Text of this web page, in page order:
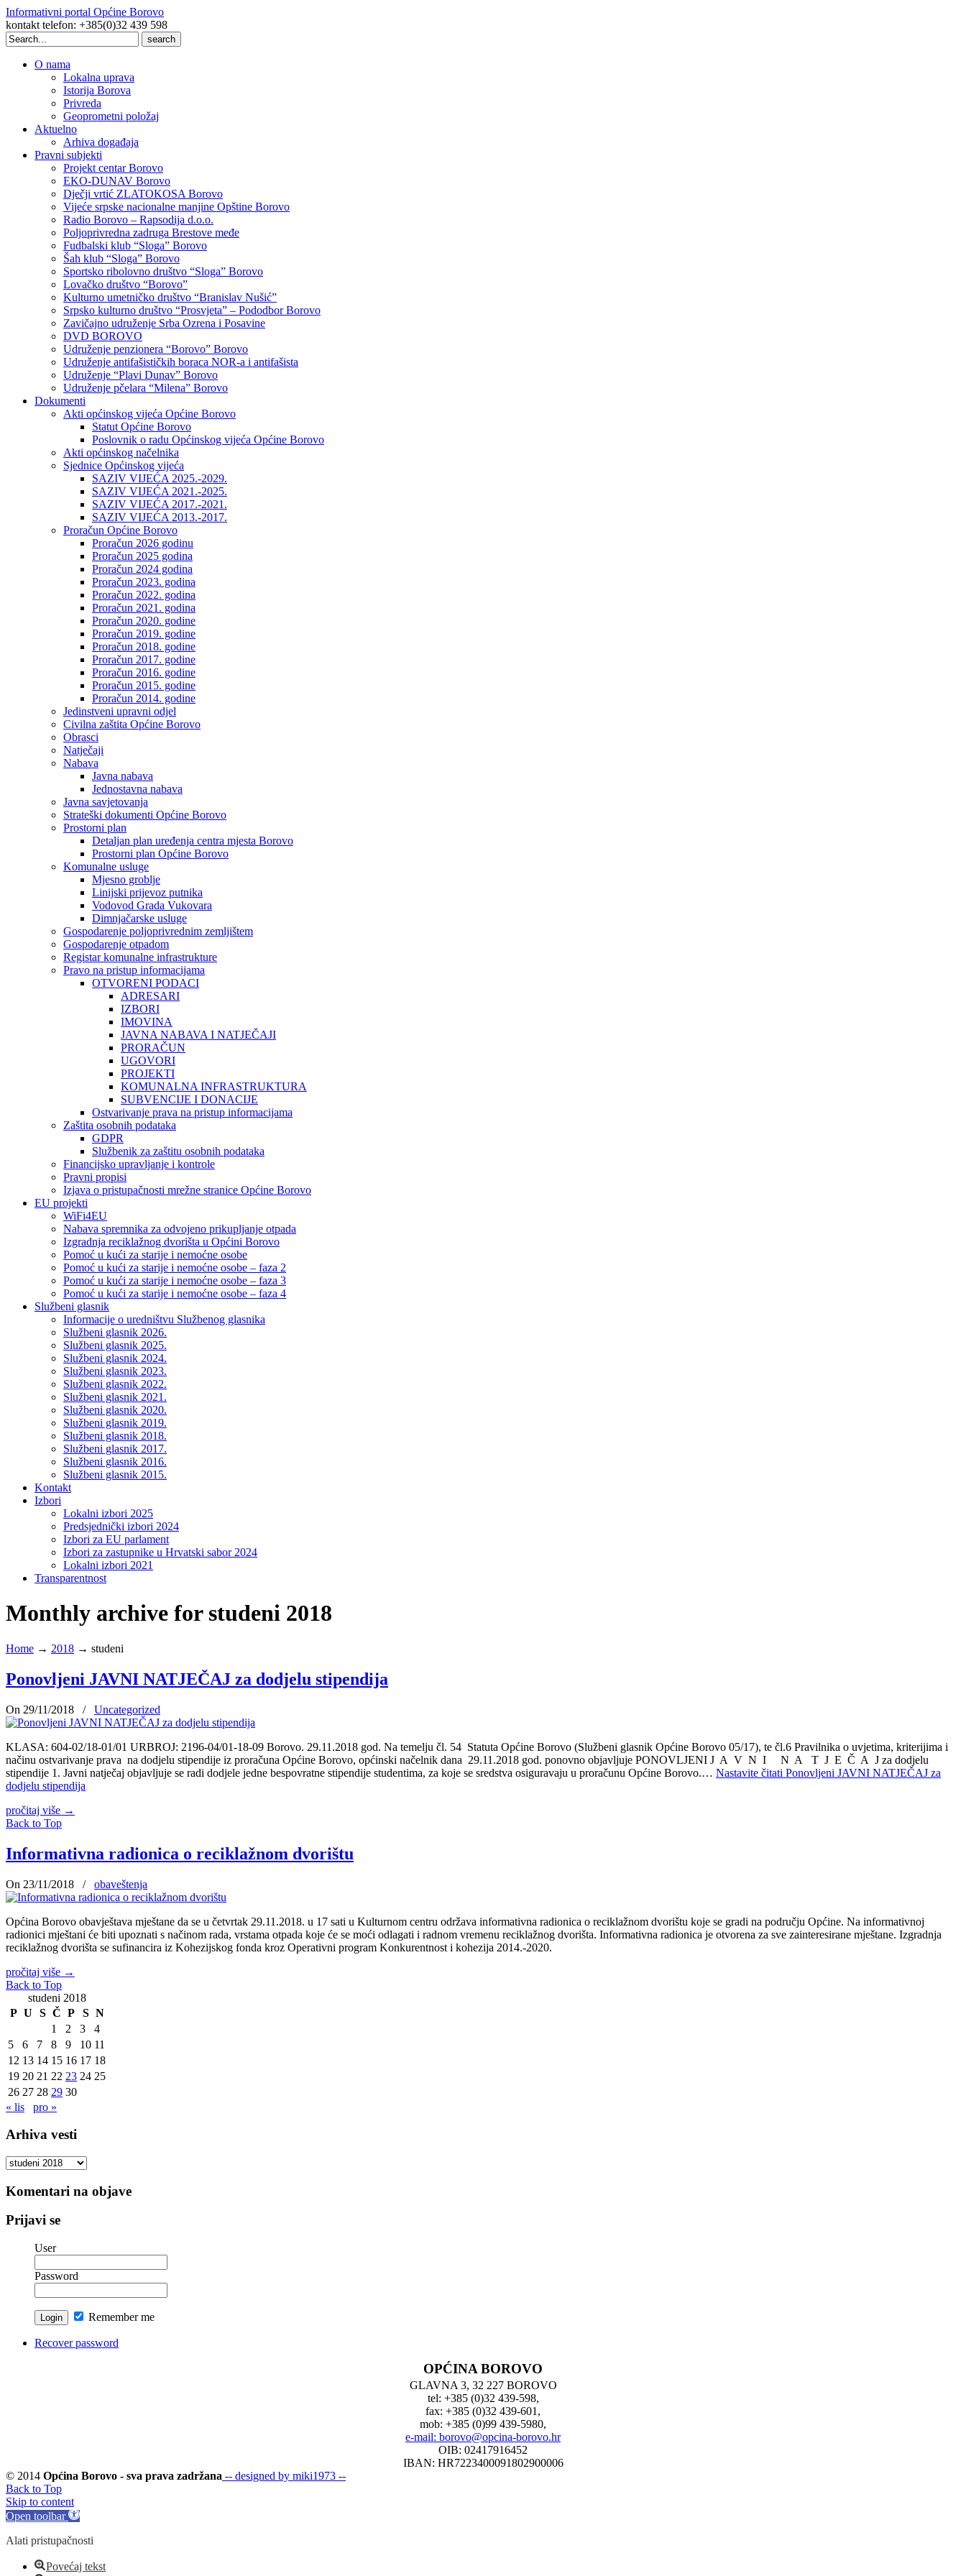
Informativni portal Općine Borovo
kontakt telefon: +385(0)32 439 598
Search
for:
O nama
Lokalna uprava
Istorija Borova
Privreda
Geoprometni položaj
Aktuelno
Arhiva događaja
Pravni subjekti
Projekt centar Borovo
EKO-DUNAV Borovo
Dječji vrtić ZLATOKOSA Borovo
Vijeće srpske nacionalne manjine Opštine Borovo
Radio Borovo – Rapsodija d.o.o.
Poljoprivredna zadruga Brestove međe
Fudbalski klub “Sloga” Borovo
Šah klub “Sloga” Borovo
Sportsko ribolovno društvo “Sloga” Borovo
Lovačko društvo “Borovo”
Kulturno umetničko društvo “Branislav Nušić”
Srpsko kulturno društvo “Prosvjeta” – Pododbor Borovo
Zavičajno udruženje Srba Ozrena i Posavine
DVD BOROVO
Udruženje penzionera “Borovo” Borovo
Udruženje antifašističkih boraca NOR-a i antifašista
Udruženje “Plavi Dunav” Borovo
Udruženje pčelara “Milena” Borovo
Dokumenti
Akti općinskog vijeća Općine Borovo
Statut Općine Borovo
Poslovnik o radu Općinskog vijeća Općine Borovo
Akti općinskog načelnika
Sjednice Općinskog vijeća
SAZIV VIJEĆA 2025.-2029.
SAZIV VIJEĆA 2021.-2025.
SAZIV VIJEĆA 2017.-2021.
SAZIV VIJEĆA 2013.-2017.
Proračun Općine Borovo
Proračun 2026 godinu
Proračun 2025 godina
Proračun 2024 godina
Proračun 2023. godina
Proračun 2022. godina
Proračun 2021. godina
Proračun 2020. godine
Proračun 2019. godine
Proračun 2018. godine
Proračun 2017. godine
Proračun 2016. godine
Proračun 2015. godine
Proračun 2014. godine
Jedinstveni upravni odjel
Civilna zaštita Općine Borovo
Obrasci
Natječaji
Nabava
Javna nabava
Jednostavna nabava
Javna savjetovanja
Strateški dokumenti Općine Borovo
Prostorni plan
Detaljan plan uređenja centra mjesta Borovo
Prostorni plan Općine Borovo
Komunalne usluge
Mjesno groblje
Linijski prijevoz putnika
Vodovod Grada Vukovara
Dimnjačarske usluge
Gospodarenje poljoprivrednim zemljištem
Gospodarenje otpadom
Registar komunalne infrastrukture
Pravo na pristup informacijama
OTVORENI PODACI
ADRESARI
IZBORI
IMOVINA
JAVNA NABAVA I NATJEČAJI
PRORAČUN
UGOVORI
PROJEKTI
KOMUNALNA INFRASTRUKTURA
SUBVENCIJE I DONACIJE
Ostvarivanje prava na pristup informacijama
Zaštita osobnih podataka
GDPR
Službenik za zaštitu osobnih podataka
Financijsko upravljanje i kontrole
Pravni propisi
Izjava o pristupačnosti mrežne stranice Općine Borovo
EU projekti
WiFi4EU
Nabava spremnika za odvojeno prikupljanje otpada
Izgradnja reciklažnog dvorišta u Općini Borovo
Pomoć u kući za starije i nemoćne osobe
Pomoć u kući za starije i nemoćne osobe – faza 2
Pomoć u kući za starije i nemoćne osobe – faza 3
Pomoć u kući za starije i nemoćne osobe – faza 4
Službeni glasnik
Informacije o uredništvu Službenog glasnika
Službeni glasnik 2026.
Službeni glasnik 2025.
Službeni glasnik 2024.
Službeni glasnik 2023.
Službeni glasnik 2022.
Službeni glasnik 2021.
Službeni glasnik 2020.
Službeni glasnik 2019.
Službeni glasnik 2018.
Službeni glasnik 2017.
Službeni glasnik 2016.
Službeni glasnik 2015.
Kontakt
Izbori
Lokalni izbori 2025
Predsjednički izbori 2024
Izbori za EU parlament
Izbori za zastupnike u Hrvatski sabor 2024
Lokalni izbori 2021
Transparentnost
Monthly archive for studeni 2018
Home → 2018 → studeni
Ponovljeni JAVNI NATJEČAJ za dodjelu stipendija
On 29/11/2018 / Uncategorized
KLASA: 604-02/18-01/01 URBROJ: 2196-04/01-18-09 Borovo. 29.11.2018 god. Na temelju čl. 54 Statuta Općine Borovo (Službeni glasnik Općine Borovo 05/17), te čl.6 Pravilnika o uvjetima, kriterijima i
načinu ostvarivanje prava na dodjelu stipendije iz proračuna Općine Borovo, općinski načelnik dana 29.11.2018 god. ponovno objavljuje PONOVLJENI J A V N I N A T J E Č A J za dodjelu
stipendije 1. Javni natječaj objavljuje se radi dodjele jedne bespovratne stipendije studentima, za koje se sredstva osiguravaju u proračunu Općine Borovo.… Nastavite čitati Ponovljeni JAVNI NATJEČAJ za
dodjelu stipendija
pročitaj više →
Back to Top
Informativna radionica o reciklažnom dvorištu
On 23/11/2018 / obaveštenja
Općina Borovo obavještava mještane da se u četvrtak 29.11.2018. u 17 sati u Kulturnom centru održava informativna radionica o reciklažnom dvorištu koje se gradi na području Općine. Na informativnoj
radionici mještani će biti upoznati s načinom rada, vrstama otpada koje će se moći odlagati i radnom vremenu reciklažnog dvorišta. Informativna radionica je otvorena za sve zainteresirane mještane. Izgradnja
reciklažnog dvorišta se sufinancira iz Kohezijskog fonda kroz Operativni program Konkurentnost i kohezija 2014.-2020.
pročitaj više →
Back to Top
studeni 2018
P U S Č P S N
1
2 3
4
5
6 7 8 9 10 11
12 13 14 15 16 17 18
19 20 21 22 23 24 25
26 27 28 29 30
« lis
pro »
Arhiva vesti
Arhiva
Komentari na objave
Prijavi se
User
Password
Remember me
Recover password
OPĆINA BOROVO
GLAVNA 3, 32 227 BOROVO
tel: +385 (0)32 439-598,
fax: +385 (0)32 439-601,
mob: +385 (0)99 439-5980,
e-mail: borovo@opcina-borovo.hr
OIB: 02417916452
IBAN: HR7223400091802900006
© 2014 Općina Borovo - sva prava zadržana -- designed by miki1973 --
Back to Top
Skip to content
Open toolbar
Alati pristupačnosti
Povećaj tekst